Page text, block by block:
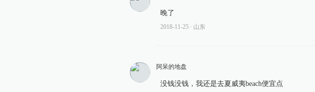
晚了
2018-11-25 ∙ 山东
阿呆的地盘
没钱没钱，我还是去夏威夷beach便宜点